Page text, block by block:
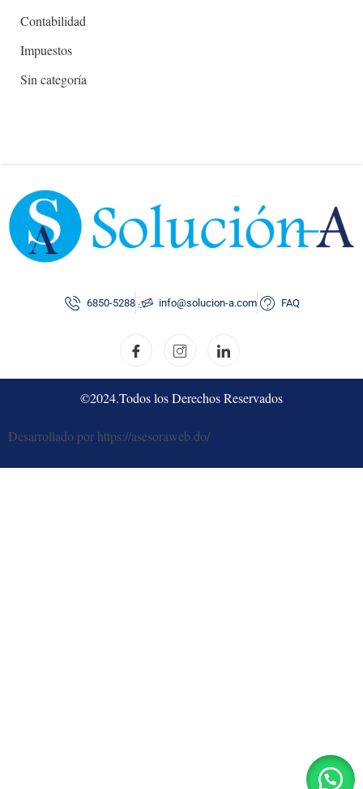
r
p
Contabilidad
Impuestos
Sin categoría
6850-5288 info@solucion-a.com FAQ
©2024.Todos los Derechos Reservados
Desarrollado por https://asesoraweb.do/